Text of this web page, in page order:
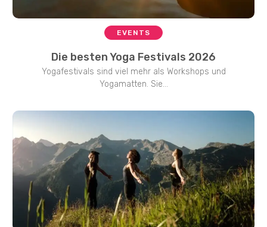
EVENTS
Die besten Yoga Festivals 2026
Yogafestivals sind viel mehr als Workshops und
Yogamatten. Sie...